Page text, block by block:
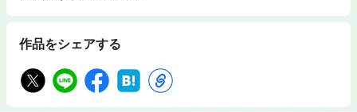
作品をシェアする